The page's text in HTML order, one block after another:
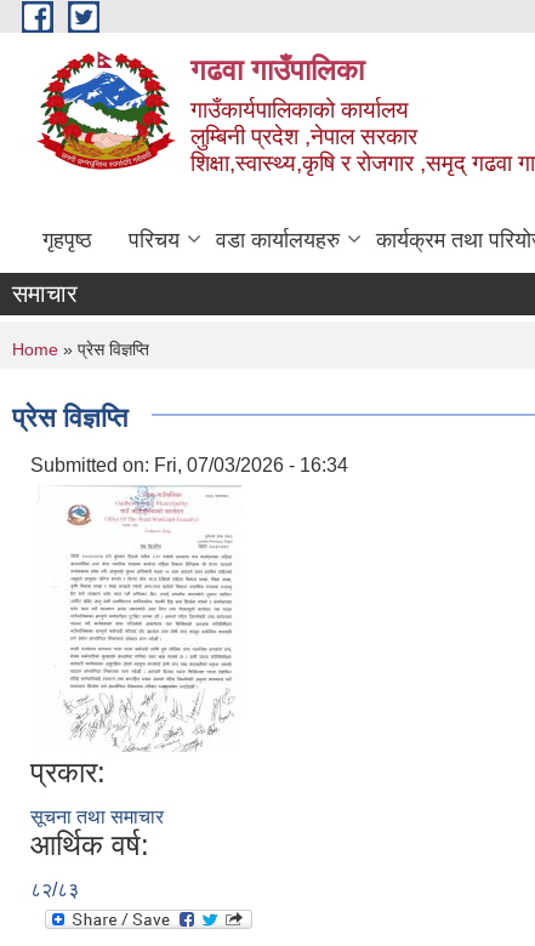
Skip to main content
गढवा गाउँपालिका
गाउँकार्यपालिकाको कार्यालय
लुम्बिनी प्रदेश ,नेपाल सरकार
शिक्षा,स्वास्थ्य,कृषि र रोजगार ,समृद् गढवा
गृहपृष्ठ परिचय वडा कार्यालयहरु कार्यक्रम तथा
समाचार
You are here
Home » प्रेस विज्ञप्ति
प्रेस विज्ञप्ति
Submitted on: Fri, 07/03/2026 - 16:34
प्रकार:
सूचना तथा समाचार
आर्थिक वर्ष:
८२/८३